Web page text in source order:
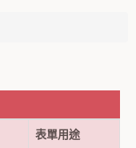
表單用途